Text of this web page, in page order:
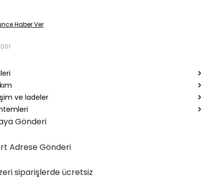
Haber Ver
ve İadeler
Gönderi
Adrese Gönderi
siparişlerde ücretsiz